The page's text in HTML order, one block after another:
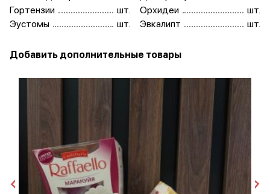
Гортензии
шт.
Эустомы
шт.
Орхидеи
шт.
Эвкалипт
шт.
Добавить дополнительные товары